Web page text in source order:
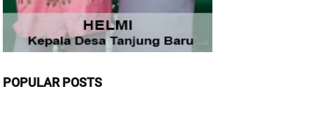
POPULAR POSTS